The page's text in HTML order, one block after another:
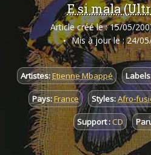
E si mala
Article créé le : 15/05/
Mis à jour le : 24/
Artistes:Etienne Mbappé
Pays:France Styles:Afro-
Support :CD